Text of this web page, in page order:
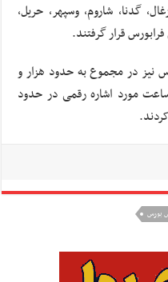
گدنا، شاروم، وسپهر، حریل،
قرار گرفتند.
نیز در مجموع به حدود هزار و
ساعت مورد اشاره رقمی در حدود
بورس